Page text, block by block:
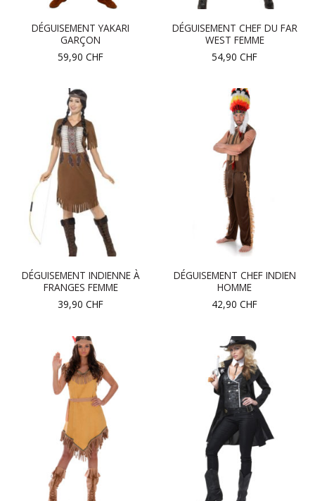
DÉGUISEMENT YAKARI
GARÇON
59,90 CHF
DÉGUISEMENT CHEF DU FAR
WEST FEMME
54,90 CHF
DÉGUISEMENT INDIENNE À
FRANGES FEMME
39,90 CHF
DÉGUISEMENT CHEF INDIEN
HOMME
42,90 CHF